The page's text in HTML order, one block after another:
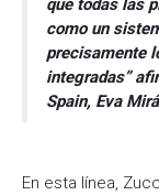
que todas las
como un
precisamente
integradas”
Spain, Eva
En esta línea,